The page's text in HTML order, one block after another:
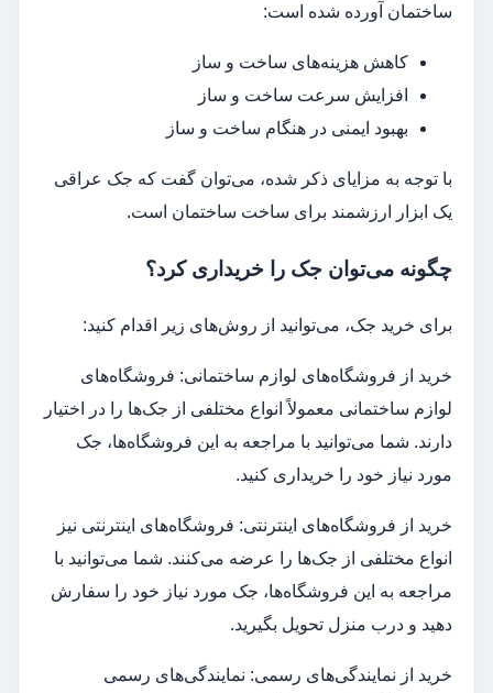
ساختمان آورده شده است:
کاهش هزینه‌های ساخت و ساز
افزایش سرعت ساخت و ساز
بهبود ایمنی در هنگام ساخت و ساز
با توجه به مزایای ذکر شده، می‌توان گفت که جک عراقی
یک ابزار ارزشمند برای ساخت ساختمان است.
چگونه می‌توان جک را خریداری کرد؟
برای خرید جک، می‌توانید از روش‌های زیر اقدام کنید:
خرید از فروشگاه‌های لوازم ساختمانی: فروشگاه‌های
لوازم ساختمانی معمولاً انواع مختلفی از جک‌ها را در اختیار
دارند. شما می‌توانید با مراجعه به این فروشگاه‌ها، جک
مورد نیاز خود را خریداری کنید.
خرید از فروشگاه‌های اینترنتی: فروشگاه‌های اینترنتی نیز
انواع مختلفی از جک‌ها را عرضه می‌کنند. شما می‌توانید با
مراجعه به این فروشگاه‌ها، جک مورد نیاز خود را سفارش
دهید و درب منزل تحویل بگیرید.
خرید از نمایندگی‌های رسمی: نمایندگی‌های رسمی